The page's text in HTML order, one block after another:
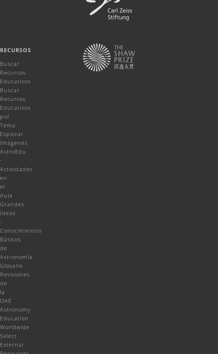
RECURSOS
Buscar
Recursos
Educativos
Buscar
Recursos
Educativos
por
Tema
Explorar
Imágenes
AstroEdu
-
Actividades
en
el
Aula
Grandes
Ideas
-
Conocimientos
Básicos
de
Astronomía
Glosario
Revisiones
de
la
OAE
Astronomy
Education
Worldwide
Select
External